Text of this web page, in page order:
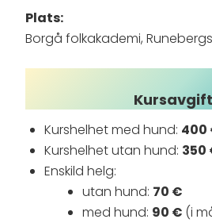
Plats:
Borgå folkakademi,
Kurshelhet med hund: 400
Kurshelhet utan hund: 350
Enskild helg:
utan hund: 70 €
med hund: 90 € (i